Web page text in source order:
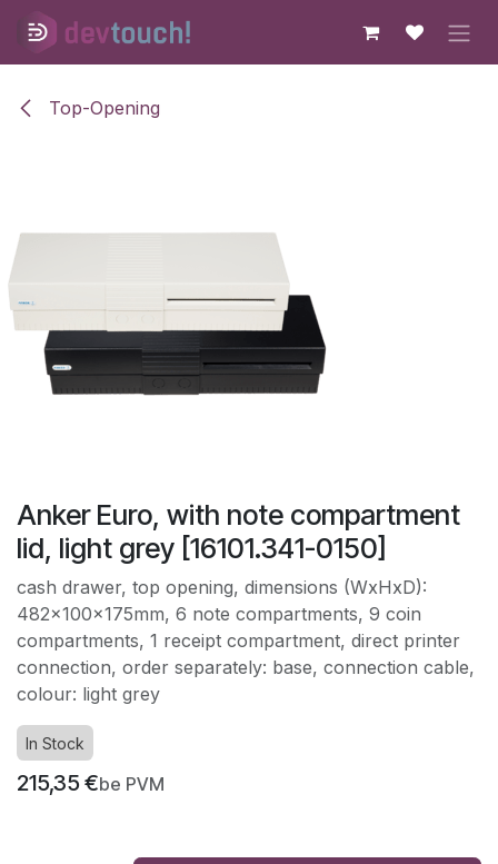
Skip to Content
Top-Opening
Anker Euro, with note compartment
lid, light grey [16101.341-0150]
cash drawer, top opening, dimensions (WxHxD):
482x100x175mm, 6 note compartments, 9 coin
compartments, 1 receipt compartment, direct printer
connection, order separately: base, connection cable,
colour: light grey
In Stock
215,35 €be PVM